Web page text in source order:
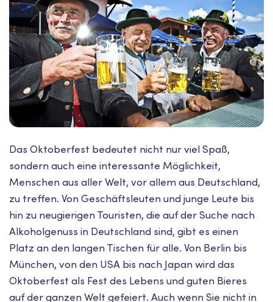
Das Oktoberfest bedeutet nicht nur viel Spaß,
sondern auch eine interessante Möglichkeit,
Menschen aus aller Welt, vor allem aus Deutschland,
zu treffen. Von Geschäftsleuten und junge Leute bis
hin zu neugierigen Touristen, die auf der Suche nach
Alkoholgenuss in Deutschland sind, gibt es einen
Platz an den langen Tischen für alle. Von Berlin bis
München, von den USA bis nach Japan wird das
Oktoberfest als Fest des Lebens und guten Bieres
auf der ganzen Welt gefeiert. Auch wenn Sie nicht in